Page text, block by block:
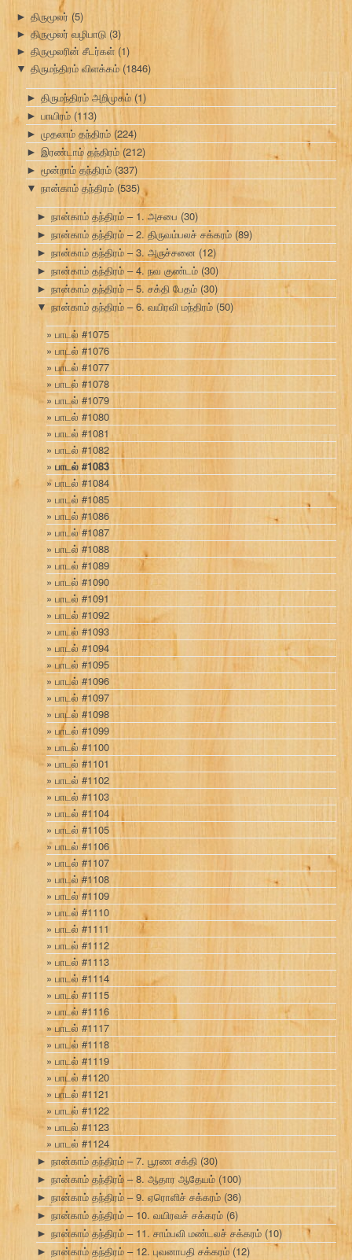
► திருமூலர் (5)
► திருமூலர் வழிபாடு (3)
► திருமூலரின் சீடர்கள் (1)
▼ திருமந்திரம் விளக்கம் (1846)
► திருமந்திரம் அறிமுகம் (1)
► பாயிரம் (113)
► முதலாம் தந்திரம் (224)
► இரண்டாம் தந்திரம் (212)
► மூன்றாம் தந்திரம் (337)
▼ நான்காம் தந்திரம்(535)
► நான்காம் தந்திரம் – 1. அசபை (30)
► நான்காம் தந்திரம் – 2. திருவம்பலச் சக்கரம் (89)
► நான்காம் தந்திரம் – 3. அருச்சனை (12)
► நான்காம் தந்திரம் – 4. நவ குண்டம் (30)
► நான்காம் தந்திரம் – 5. சக்தி பேதம் (30)
▼ நான்காம் தந்திரம் – 6. வயிரவி மந்திரம் (50)
பாடல் #1075
பாடல் #1076
பாடல் #1077
பாடல் #1078
பாடல் #1079
பாடல் #1080
பாடல் #1081
பாடல் #1082
பாடல் #1083
பாடல் #1084
பாடல் #1085
பாடல் #1086
பாடல் #1087
பாடல் #1088
பாடல் #1089
பாடல் #1090
பாடல் #1091
பாடல் #1092
பாடல் #1093
பாடல் #1094
பாடல் #1095
பாடல் #1096
பாடல் #1097
பாடல் #1098
பாடல் #1099
பாடல் #1100
பாடல் #1101
பாடல் #1102
பாடல் #1103
பாடல் #1104
பாடல் #1105
பாடல் #1106
பாடல் #1107
பாடல் #1108
பாடல் #1109
பாடல் #1110
பாடல் #1111
பாடல் #1112
பாடல் #1113
பாடல் #1114
பாடல் #1115
பாடல் #1116
பாடல் #1117
பாடல் #1118
பாடல் #1119
பாடல் #1120
பாடல் #1121
பாடல் #1122
பாடல் #1123
பாடல் #1124
► நான்காம் தந்திரம் – 7. பூரண சக்தி (30)
► நான்காம் தந்திரம் – 8. ஆதார ஆதேயம் (100)
► நான்காம் தந்திரம் – 9. ஏரொளிச் சக்கரம் (36)
► நான்காம் தந்திரம் – 10. வயிரவச் சக்கரம் (6)
► நான்காம் தந்திரம் – 11. சாம்பவி மண்டலச் சக்கரம் (10)
► நான்காம் தந்திரம் – 12. புவனாபதி சக்கரம் (12)